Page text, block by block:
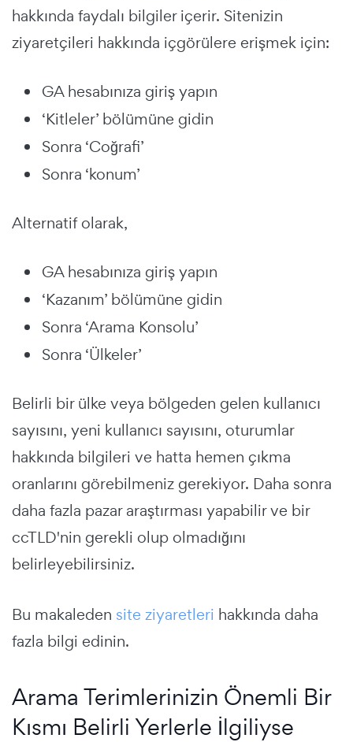
hakkında faydalı bilgiler içerir. Sitenizin
ziyaretçileri hakkında içgörülere erişmek için:
GA hesabınıza giriş yapın
‘Kitleler’ bölümüne gidin
Sonra ‘Coğrafi’
Sonra ‘konum’
Alternatif olarak,
GA hesabınıza giriş yapın
‘Kazanım’ bölümüne gidin
Sonra ‘Arama Konsolu’
Sonra ‘Ülkeler’
Belirli bir ülke veya bölgeden gelen kullanıcı
sayısını, yeni kullanıcı sayısını, oturumlar
hakkında bilgileri ve hatta hemen çıkma
oranlarını görebilmeniz gerekiyor. Daha sonra
daha fazla pazar araştırması yapabilir ve bir
ccTLD'nin gerekli olup olmadığını
belirleyebilirsiniz.
Bu makaleden site ziyaretleri hakkında daha
fazla bilgi edinin.
Arama Terimlerinizin Önemli Bir
Kısmı Belirli Yerlerle İlgiliyse